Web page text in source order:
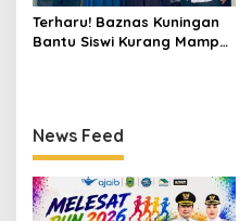
Terharu! Baznas Kuningan
Bantu Siswi Kurang Mampu
News Feed